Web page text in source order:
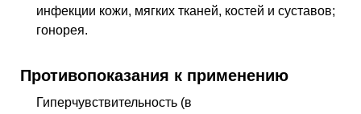
инфекции кожи, мягких тканей, костей и суставов;
гонорея.
Противопоказания к применению
Гиперчувствительность (в